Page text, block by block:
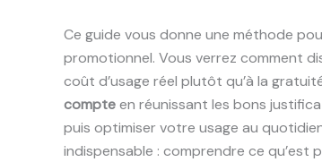
Ce guide vous donne une méthode
promotionnel. Vous verrez comment
coût d’usage réel plutôt qu’à la
compteen réunissant les bons
puis optimiser votre usage au
indispensable : comprendre ce qu’est